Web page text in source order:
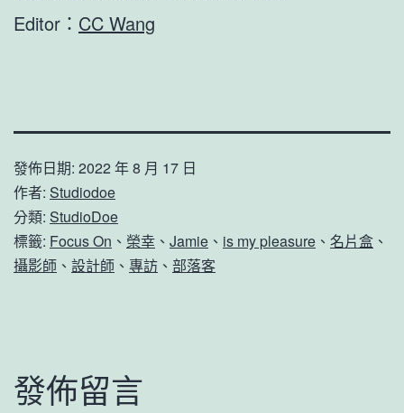
Editor： CC Wang
發佈日期: 2022 年 8 月 17 日
作者: Studiodoe
分類: StudioDoe
標籤: Focus On 、 榮幸 、 Jamie 、 is my pleasure 、 名片盒 、
攝影師 、 設計師 、 專訪 、 部落客
發佈留言